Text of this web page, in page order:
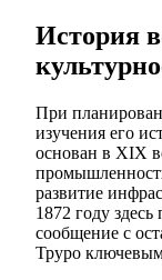
История
При
изучения его
основан в XIX
развитие
1872 году
сообщение с
Труро